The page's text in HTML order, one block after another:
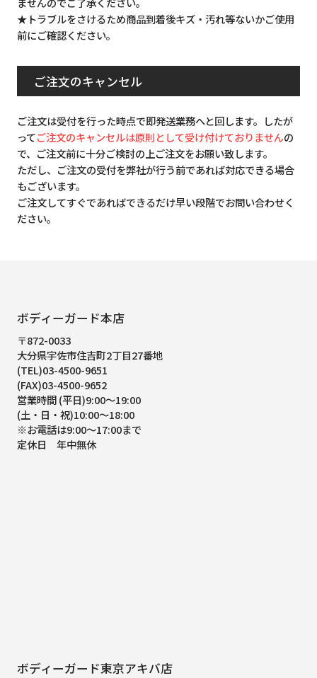
★トラブルをさけるため商品到着後キズ・汚れ等ないかご使用
前にご確認ください。
ご注文のキャンセル
ご注文は受付を行った時点で即発送業務へと回します。したが
ってご注文のキャンセルは原則として受け付けておりませんの
で、ご注文前に十分ご検討の上ご注文をお願い致します。
ただし、ご注文の受付を弊社が行う前であれば対応できる場合
もございます。
ご注文してすぐであればできるだけ早い段階でお問い合わせく
ださい。
ボディーガード本店
〒872-0033
大分県宇佐市住吉町2丁目27番地
(TEL)03-4500-9651
(FAX)03-4500-9652
営業時間 (平日)9:00～19:00
(土・日・祝)10:00～18:00
※お電話は9:00～17:00まで
定休日 年中無休
ボディーガード東京アキバ店